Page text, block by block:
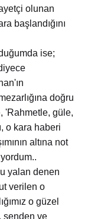
olunan
başlandığını
ise;
doğru
'Rahmetle, güle,
o kara haberi
altına not
yalan denen
verilen o
o güzel
senden ve